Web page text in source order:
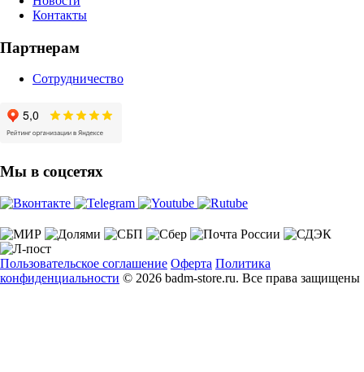
Контакты
Партнерам
Сотрудничество
Мы в соцсетях
Пользовательское соглашение Оферта Политика
конфиденциальности © 2026 badm-store.ru. Все права защищены